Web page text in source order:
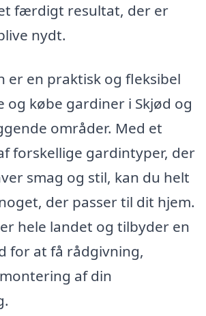
færdigt resultat, der er
nydt.
er en praktisk og fleksibel
og købe gardiner i Skjød og
områder. Med et
forskellige gardintyper, der
smag og stil, kan du helt
der passer til dit hjem.
hele landet og tilbyder en
for at få rådgivning,
af din